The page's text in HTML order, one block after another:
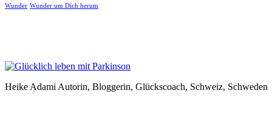
Wunder Wunder um Dich herum
Heike Adami Autorin, Bloggerin, Glückscoach, Schweiz, Schweden